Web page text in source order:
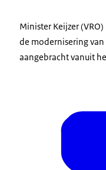
Minister Keijzer
de modernisering
aangebracht vanuit